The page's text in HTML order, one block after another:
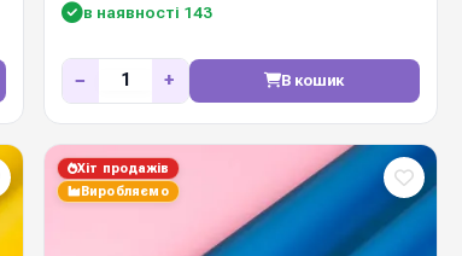
в наявності 143
− + В кошик
Хіт продажів
Виробляємо